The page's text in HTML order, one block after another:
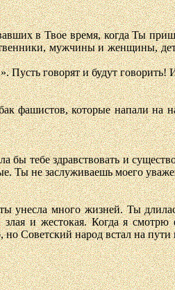
в Твое время, когда Ты
мужчины и женщины,
Пусть говорят и будут
фашистов, которые напали на
бы тебе здравствовать и
Ты не заслуживаешь моего
унесла много жизней. Ты
и жестокая. Когда я
но Советский народ встал на